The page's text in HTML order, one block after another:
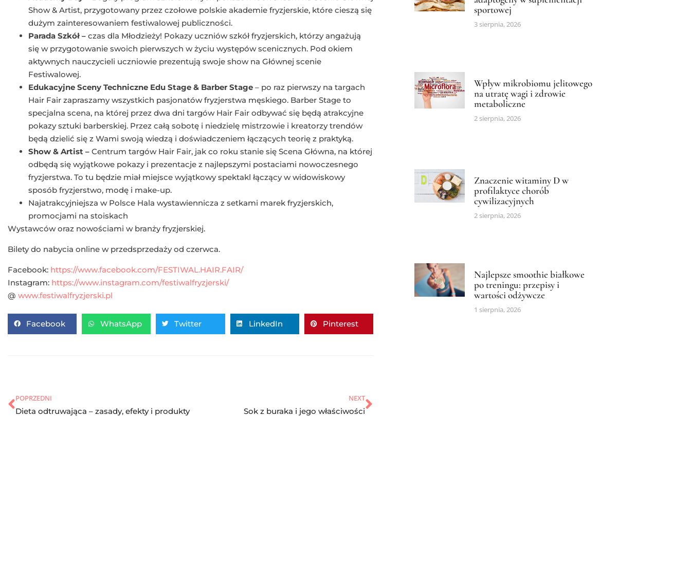
Show & Artist, przygotowany przez czołowe polskie akademie fryzjerskie, które cieszą się
dużym zainteresowaniem festiwalowej publiczności.
Parada Szkół – czas dla Młodzieży! Pokazy uczniów szkół fryzjerskich, którzy angażują
się w przygotowanie swoich pierwszych w życiu występów scenicznych. Pod okiem
aktywnych nauczycieli uczniowie prezentują swoje show na Głównej scenie
Festiwalowej.
Edukacyjne Sceny Techniczne Edu Stage & Barber Stage – po raz pierwszy na targach
Hair Fair zapraszamy wszystkich pasjonatów fryzjerstwa męskiego. Barber Stage to
specjalna scena, na której przez dwa dni targów Hair Fair odbywać się będą atrakcyjne
pokazy sztuki barberskiej. Przez całą sobotę i niedzielę mistrzowie i kreatorzy trendów
będą dzielić się z Wami swoją wiedzą i doświadczeniem łączących teorię z praktyką.
Show & Artist – Centrum targów Hair Fair, jak co roku stanie się Scena Główna, na której
odbędą się wyjątkowe pokazy i prezentacje z najlepszymi postaciami nowoczesnego
fryzjerstwa. To tu będzie miał miejsce wyjątkowy spektakl łączący w widowiskowy
sposób fryzjerstwo, modę i make-up.
Najatrakcyjniejsza w Polsce Hala wystawiennicza z setkami marek fryzjerskich,
promocjami na stoiskach
Wystawców oraz nowościami w branży fryzjerskiej.
Bilety do nabycia online w przedsprzedaży od czerwca.
Facebook: https://www.facebook.com/FESTIWAL.HAIR.FAIR/
Instagram: https://www.instagram.com/festiwalfryzjerski/
@ www.festiwalfryzjerski.pl
Facebook WhatsApp Twitter LinkedIn Pinterest
POPRZEDNI
Dieta odtruwająca – zasady, efekty i produkty
NEXT
Sok z buraka i jego właściwości
sportowej
3 sierpnia, 2026
Wpływ mikrobiomu jelitowego
na utratę wagi i zdrowie
metaboliczne
2 sierpnia, 2026
Znaczenie witaminy D w
profilaktyce chorób
cywilizacyjnych
2 sierpnia, 2026
Najlepsze smoothie białkowe
po treningu: przepisy i
wartości odżywcze
1 sierpnia, 2026